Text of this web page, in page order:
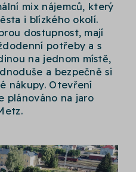
mix nájemců, který
i blízkého okolí.
dostupnost, mají
potřeby a s
na jednom místě,
a bezpečně si
nákupy. Otevření
plánováno na jaro